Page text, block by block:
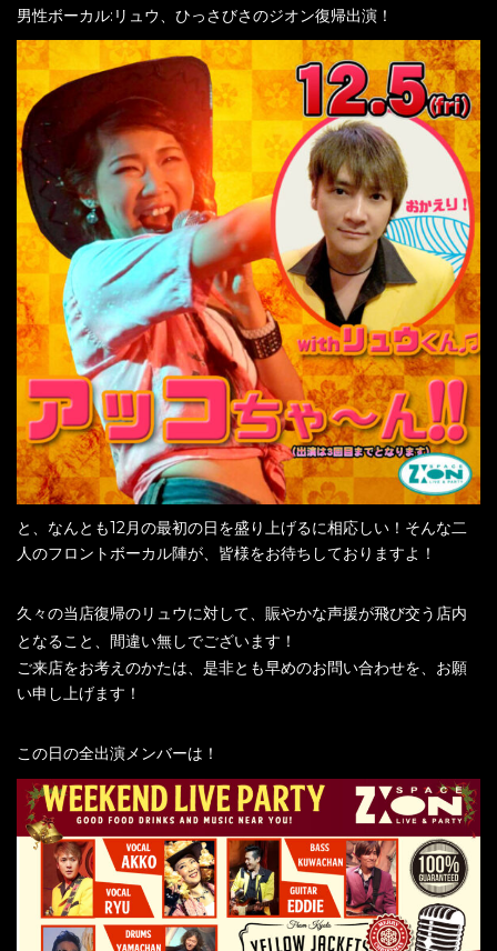
男性ボーカル:リュウ、ひっさびさのジオン復帰出演！
と、なんとも12月の最初の日を盛り上げるに相応しい！そんな二
人のフロントボーカル陣が、皆様をお待ちしておりますよ！
久々の当店復帰のリュウに対して、賑やかな声援が飛び交う店内
となること、間違い無しでございます！
ご来店をお考えのかたは、是非とも早めのお問い合わせを、お願
い申し上げます！
この日の全出演メンバーは！